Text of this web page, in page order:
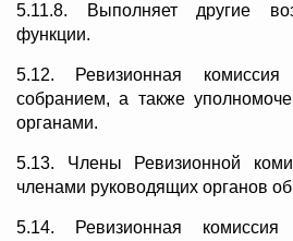
5.11.8. Выполняет другие
функции.
5.12. Ревизионная
собранием, а также
органами.
5.13. Члены Ревизионной
членами руководящих органов
5.14. Ревизионная комиссия